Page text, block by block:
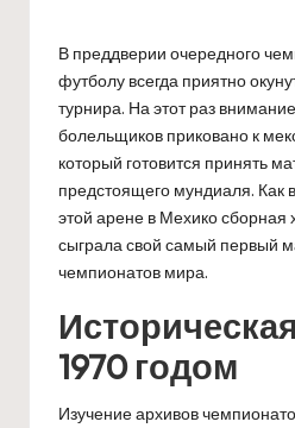
В преддверии очередного
футболу всегда приятно
турнира. На этот раз
болельщиков приковано к
который готовится принять
предстоящего мундиаля. Как
этой арене в Мехико сборная
сыграла свой самый первый
чемпионатов мира.
1970 годом
Изучение архивов